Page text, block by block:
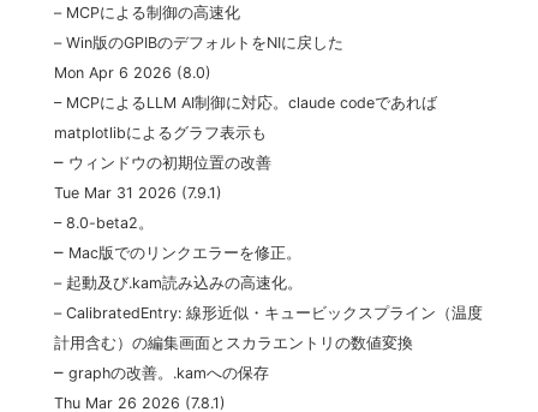
– MCPによる制御の高速化
– Win版のGPIBのデフォルトをNIに戻した
Mon Apr 6 2026 (8.0)
– MCPによるLLM AI制御に対応。claude codeであれば
matplotlibによるグラフ表示も
– ウィンドウの初期位置の改善
Tue Mar 31 2026 (7.9.1)
– 8.0-beta2。
– Mac版でのリンクエラーを修正。
– 起動及び.kam読み込みの高速化。
– CalibratedEntry: 線形近似・キュービックスプライン（温度
計用含む）の編集画面とスカラエントリの数値変換
– graphの改善。.kamへの保存
Thu Mar 26 2026 (7.8.1)